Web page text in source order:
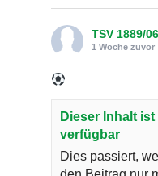
TSV 1889/
1 Woche zuvor
Dieser Inhalt
verfügbar
Dies passiert,